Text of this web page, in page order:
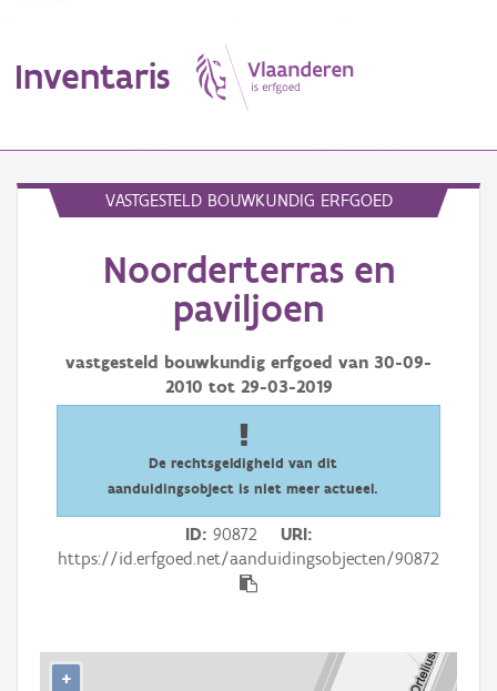
Inventaris
Waarneming
Downloads
Aanmelden
VASTGESTELD BOUWKUNDIG ERFGOED
Noorderterras en
paviljoen
vastgesteld bouwkundig erfgoed van 30-09-
2010 tot 29-03-2019
De rechtsgeldigheid van dit
aanduidingsobject is niet meer actueel.
ID 90872
URI
https://id.erfgoed.net/aanduidingsobjecten/90872
+